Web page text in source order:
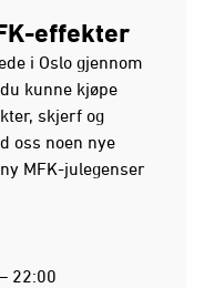
effekter
i Oslo gjennom
kunne kjøpe
skjerf og
oss noen nye
MFK-julegenser
22:00